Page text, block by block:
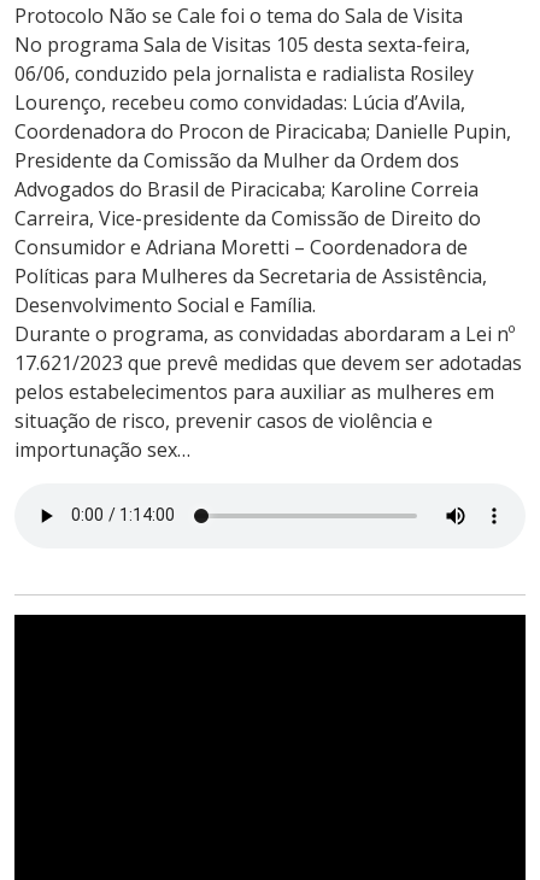
Protocolo Não se Cale foi o tema do Sala de Visita
No programa Sala de Visitas 105 desta sexta-feira,
06/06, conduzido pela jornalista e radialista Rosiley
Lourenço, recebeu como convidadas: Lúcia d’Avila,
Coordenadora do Procon de Piracicaba; Danielle Pupin,
Presidente da Comissão da Mulher da Ordem dos
Advogados do Brasil de Piracicaba; Karoline Correia
Carreira, Vice-presidente da Comissão de Direito do
Consumidor e Adriana Moretti – Coordenadora de
Políticas para Mulheres da Secretaria de Assistência,
Desenvolvimento Social e Família.
Durante o programa, as convidadas abordaram a Lei nº
17.621/2023 que prevê medidas que devem ser adotadas
pelos estabelecimentos para auxiliar as mulheres em
situação de risco, prevenir casos de violência e
importunação sex…